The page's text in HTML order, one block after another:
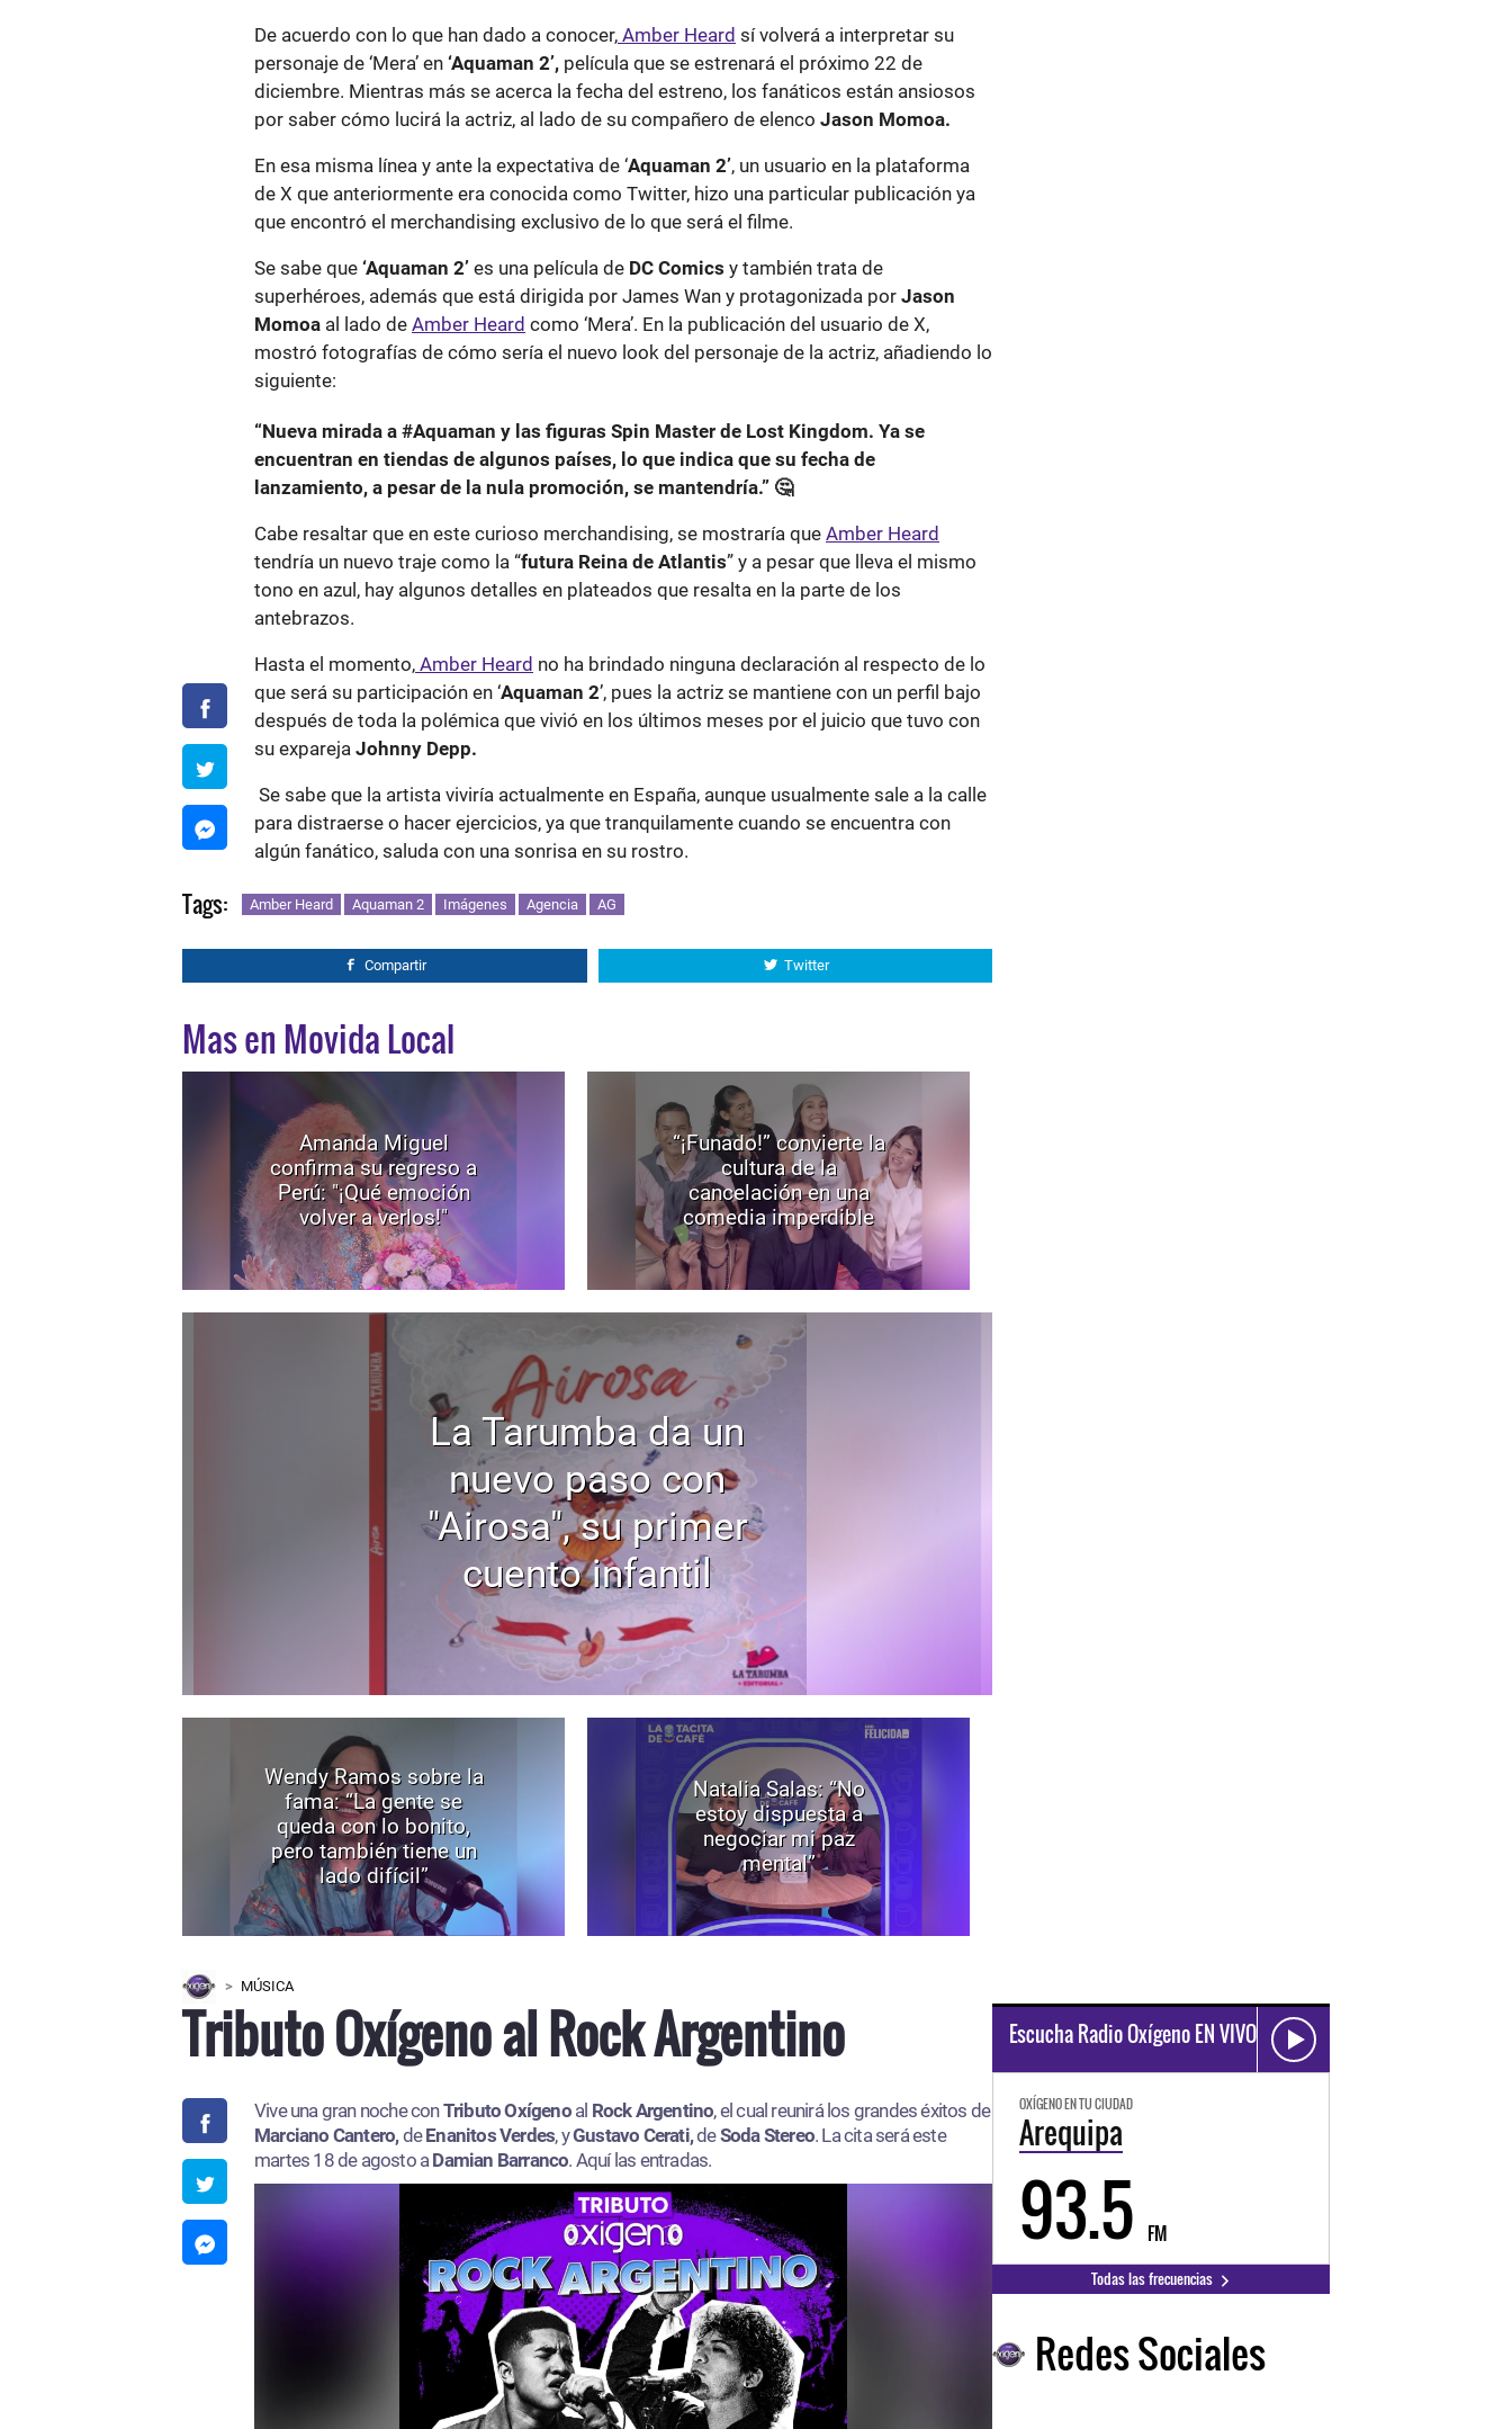
De acuerdo con lo que han dado a conocer, Amber Heard sí volverá a interpretar su
personaje de ‘Mera’ en ‘Aquaman 2’, película que se estrenará el próximo 22 de
diciembre. Mientras más se acerca la fecha del estreno, los fanáticos están ansiosos
por saber cómo lucirá la actriz, al lado de su compañero de elenco Jason Momoa.
En esa misma línea y ante la expectativa de ‘Aquaman 2’, un usuario en la plataforma
de X que anteriormente era conocida como Twitter, hizo una particular publicación ya
que encontró el merchandising exclusivo de lo que será el filme.
Se sabe que ‘Aquaman 2’ es una película de DC Comics y también trata de
superhéroes, además que está dirigida por James Wan y protagonizada por Jason
Momoa al lado de Amber Heard como ‘Mera’. En la publicación del usuario de X,
mostró fotografías de cómo sería el nuevo look del personaje de la actriz, añadiendo lo
siguiente:
“Nueva mirada a #Aquaman y las figuras Spin Master de Lost Kingdom. Ya se
encuentran en tiendas de algunos países, lo que indica que su fecha de
lanzamiento, a pesar de la nula promoción, se mantendría.” 🤔
Cabe resaltar que en este curioso merchandising, se mostraría que Amber Heard
tendría un nuevo traje como la “futura Reina de Atlantis” y a pesar que lleva el mismo
tono en azul, hay algunos detalles en plateados que resalta en la parte de los
antebrazos.
Hasta el momento, Amber Heard no ha brindado ninguna declaración al respecto de lo
que será su participación en ‘Aquaman 2’, pues la actriz se mantiene con un perfil bajo
después de toda la polémica que vivió en los últimos meses por el juicio que tuvo con
su expareja Johnny Depp.
Se sabe que la artista viviría actualmente en España, aunque usualmente sale a la calle
para distraerse o hacer ejercicios, ya que tranquilamente cuando se encuentra con
algún fanático, saluda con una sonrisa en su rostro.
Tags: Amber Heard Aquaman 2 Imágenes Agencia AG
Compartir Twitter
Mas en Movida Local
Amanda Miguel
confirma su regreso a
Perú: "¡Qué emoción
volver a verlos!"
“¡Funado!” convierte la
cultura de la
cancelación en una
comedia imperdible
La Tarumba da un
nuevo paso con
"Airosa", su primer
cuento infantil
Wendy Ramos sobre la
fama: “La gente se
queda con lo bonito,
pero también tiene un
lado difícil”
Natalia Salas: “No
estoy dispuesta a
negociar mi paz
mental”
MÚSICA
Tributo Oxígeno al Rock Argentino
Vive una gran noche conTributo Oxígenoal Rock Argentino, el cual reunirá los grandes éxitos de
Marciano Cantero,deEnanitos Verdes, yGustavo Cerati,deSoda Stereo. La cita será este
martes 18 de agosto aDamian Barranco. Aquí las entradas.​
Escucha Radio Oxígeno EN VIVO
OXÍGENO EN TU CIUDAD
Arequipa
93.5 FM
Todas las frecuencias
Redes Sociales